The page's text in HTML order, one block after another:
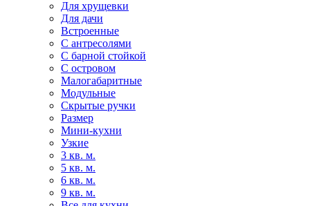
Для хрущевки
Для дачи
Встроенные
С антресолями
С барной стойкой
С островом
Малогабаритные
Модульные
Скрытые ручки
Размер
Мини-кухни
Узкие
3 кв. м.
5 кв. м.
6 кв. м.
9 кв. м.